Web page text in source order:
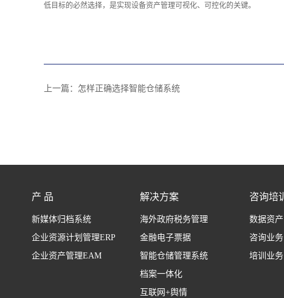
低目标的必然选择，是实现设备资产管理可视化、可控化的关键。‍‍‍
上一篇： 怎样正确选择智能仓储系统
产 品
新媒体归档系统
企业资源计划管理ERP
企业资产管理EAM
解决方案
海外政府税务管理
金融电子票据
智能仓储管理系统
档案一体化
互联网+舆情
咨询培训
数据资产
咨询业务
培训业务